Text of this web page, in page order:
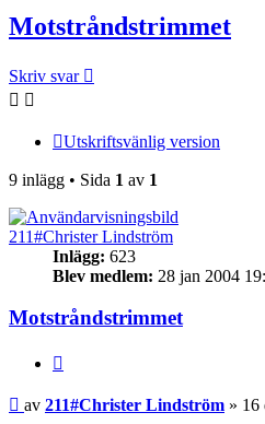
Motstråndstrimmet
Skriv svar
Utskriftsvänlig version
9 inlägg • Sida 1 av 1
211#Christer Lindström
Inlägg: 623
Blev medlem: 28 jan 2004
Motstråndstrimmet
Inlägg
av 211#Christer Lindström » 16